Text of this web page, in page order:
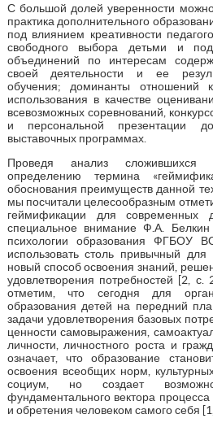
С большой долей уверенности можно
практика дополнительного
под влиянием креативности
свободного выбора детьми и
объединений по интересам
своей деятельности и ее
обучения; доминанты отношений
использования в качестве
всевозможных соревнований,
и персональной презентации
выставочных программах.
Проведя анализ сложившихся
определению термина
обоснования преимуществ данной
мы посчитали целесообразным
геймификации для современных
специальное внимание Ф.А. Белкин
психологии образования ФГБОУ
использовать столь привычный
новый способ освоения знаний,
удовлетворения потребностей [2,
отметим, что сегодня для
образования детей на передний
задачи удовлетворения базовых
ценности самовыражения,
личности, личностного роста и
означает, что образование
освоения всеобщих норм,
социум, но создает
фундаментального вектора процесса
и обретения человеком самого себя [1,